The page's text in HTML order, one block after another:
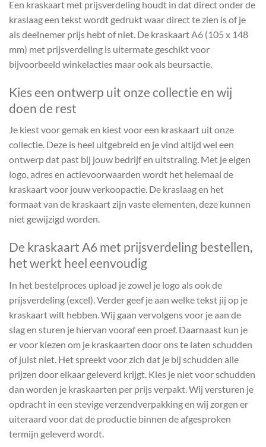
Een kraskaart met prijsverdeling houdt in dat direct onder de
kraslaag een tekst wordt gedrukt waar direct te zien is of je
als deelnemer prijs hebt of niet. De kraskaart A6 (105 x 148
mm) met prijsverdeling is uitermate geschikt voor
bijvoorbeeld winkelacties maar ook als beursactie.
Kies een ontwerp uit onze collectie en wij
doen de rest
Je kiest voor gemak en kiest voor een kraskaart uit onze
collectie. Deze is heel uitgebreid en je vind altijd wel een
ontwerp dat past bij jouw bedrijf en uitstraling. Met je eigen
logo, adres en actievoorwaarden wordt het helemaal de
kraskaart voor jouw verkoopactie. De kraslaag en het
formaat van de kraskaart zijn vaste elementen, deze kunnen
niet gewijzigd worden.
De kraskaart A6 met prijsverdeling bestellen,
het werkt heel eenvoudig
In het bestelproces upload je zowel je logo als ook de
prijsverdeling (excel). Verder geef je aan welke tekst jij op je
kraskaart wilt hebben. Wij gaan vervolgens voor je aan de
slag en sturen je hiervan vooraf een proef. Daarnaast kun je
er voor kiezen om je kraskaarten door ons te laten schudden
of juist niet. Het spreekt voor zich dat je bij schudden alle
prijzen door elkaar geleverd krijgt. Kies je niet voor schudden
dan worden je kraskaarten per prijs verpakt. Wij versturen je
opdracht in een stevige verzendverpakking en wij zorgen er
uiteraard voor dat de productie binnen de afgesproken
termijn geleverd wordt.